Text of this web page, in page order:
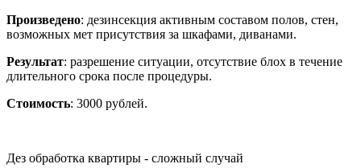
Произведено: дезинсекция активным составом полов, стен,
возможных мет присутствия за шкафами, диванами.
Результат: разрешение ситуации, отсутствие блох в течение
длительного срока после процедуры.
Стоимость: 3000 рублей.
Дез обработка квартиры - сложный случай